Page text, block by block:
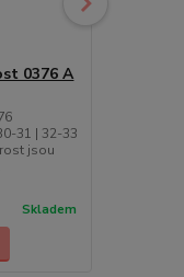
0376 A
31 | 32-33
jsou
Skladem